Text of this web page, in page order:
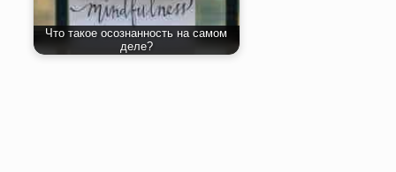
Что такое осознанность на самом
деле?